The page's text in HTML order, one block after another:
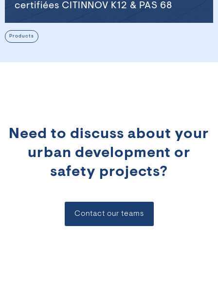
certifiées CITINNOV K12 & PAS 68
Products
Need to discuss about your
urban development or
safety projects?
Contact our teams